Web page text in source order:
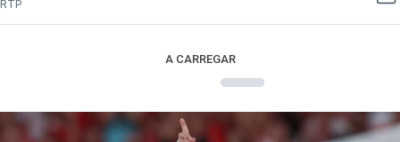
RTP
A CARREGAR